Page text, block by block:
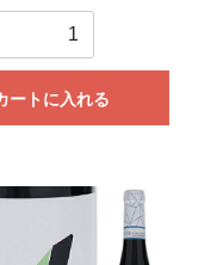
ートに入れる